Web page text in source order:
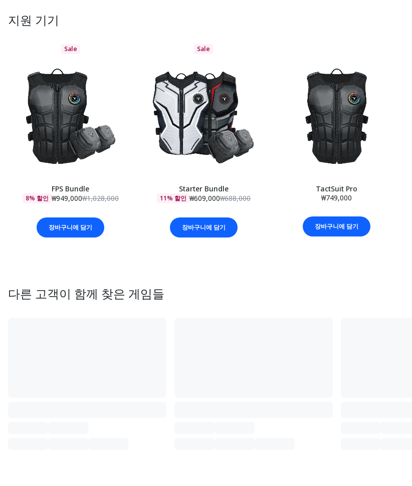
지원 기기
Sale
FPS Bundle
8% 할인 ₩949,000₩1,028,000
장바구니에 담기
Sale
Starter Bundle
11% 할인 ₩609,000₩688,000
장바구니에 담기
TactSuit Pro
₩749,000
장바구니에 담기
다른 고객이 함께 찾은 게임들